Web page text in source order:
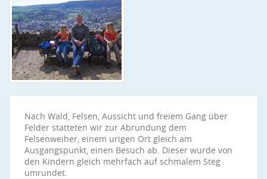
Nach Wald, Felsen, Aussicht und freiem Gang über
Felder statteten wir zur Abrundung dem
Felsenweiher, einem urigen Ort gleich am
Ausgangspunkt, einen Besuch ab. Dieser wurde von
den Kindern gleich mehrfach auf schmalem Steg
umrundet.